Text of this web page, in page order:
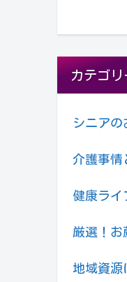
カテゴリ
シニアの
介護事情
健康ライ
厳選！お
地域資源